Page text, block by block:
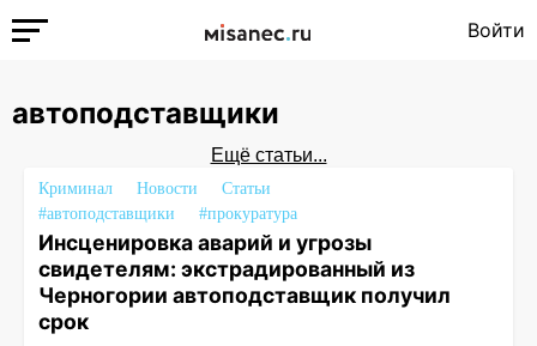
Войти
автоподставщики
Ещё статьи...
Криминал Новости
Статьи
#автоподставщики
#прокуратура
Инсценировка аварий и угрозы
свидетелям: экстрадированный из
Черногории автоподставщик получил
срок